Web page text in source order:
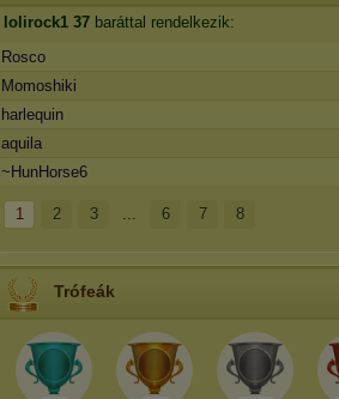
lolirock1 37 baráttal rendelkezik:
Rosco
Momoshiki
harlequin
aquila
~HunHorse6
1 2 3 ... 6 7 8
Trófeák